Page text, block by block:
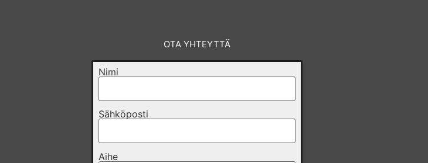
OTA YHTEYTTÄ
Nimi
Sähköposti
Aihe